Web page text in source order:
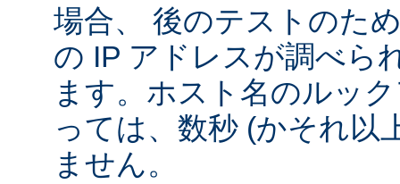
場合、 後のテストのた
の IP アドレスが調べら
ます。ホスト名のルッ
っては、数秒 (かそれ以
ません。